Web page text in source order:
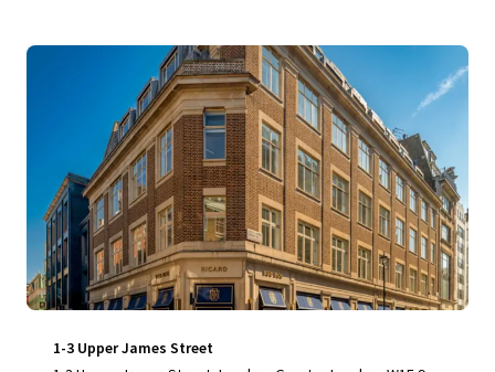
1-3 Upper James Street